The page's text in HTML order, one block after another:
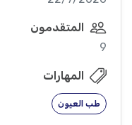
المتقدمون
9
المهارات
طب العيون